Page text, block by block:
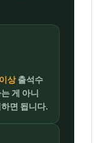
상출석수
게 아니
면 됩니다.